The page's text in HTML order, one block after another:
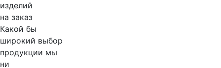
изделий
на заказ
Какой бы
широкий выбор
продукции мы
ни